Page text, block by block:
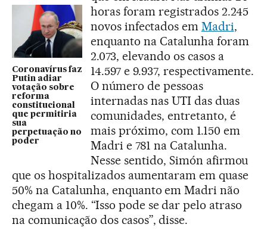
Coronavírus faz
Putin adiar
votação sobre
reforma
constitucional
que permitiria
sua
perpetuação no
poder
horas foram registrados 2.245
novos infectados em Madri,
enquanto na Catalunha foram
2.073, elevando os casos a
14.597 e 9.937, respectivamente.
O número de pessoas
internadas nas UTI das duas
comunidades, entretanto, é
mais próximo, com 1.150 em
Madri e 781 na Catalunha.
Nesse sentido, Simón afirmou
que os hospitalizados aumentaram em quase
50% na Catalunha, enquanto em Madri não
chegam a 10%. “Isso pode se dar pelo atraso
na comunicação dos casos”, disse.